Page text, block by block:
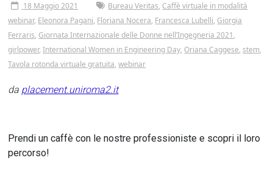
18 Maggio 2021 Bureau Veritas, Caffè virtuale in modalità
webinar, Eleonora Pagani, Floriana Nocera, Francesca Lubelli, Giorgia
Ferraris, Giornata Internazionale delle Donne nell’Ingegneria 2021 ,
girlpower,International Women in Engineering Day, Oriana Caggese,stem,
Tavola rotonda virtuale gratuita,webinar
da placement.uniroma2.it
Prendi un caffè con le nostre professioniste e scopri il loro
percorso!